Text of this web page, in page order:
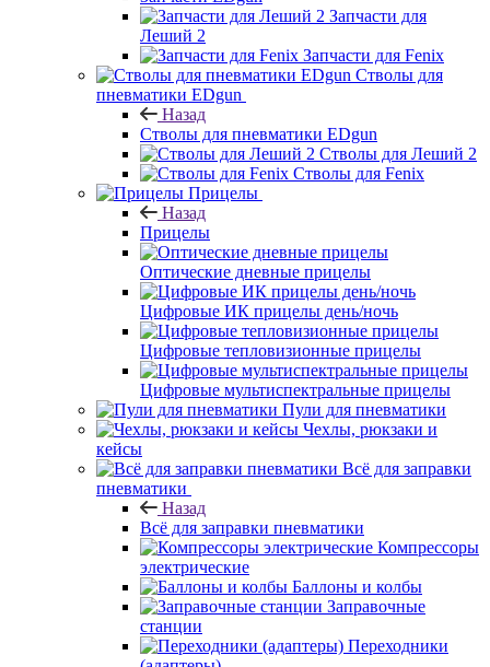
Запчасти для
Леший 2
Запчасти для Fenix
Стволы для
пневматики EDgun
Назад
Стволы для пневматики EDgun
Стволы для Леший 2
Стволы для Fenix
Прицелы
Назад
Прицелы
Оптические дневные прицелы
Цифровые ИК прицелы день/ночь
Цифровые тепловизионные прицелы
Цифровые мультиспектральные прицелы
Пули для пневматики
Чехлы, рюкзаки и
кейсы
Всё для заправки
пневматики
Назад
Всё для заправки пневматики
Компрессоры
электрические
Баллоны и колбы
Заправочные
станции
Переходники